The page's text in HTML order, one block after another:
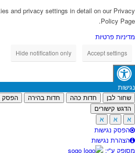
and privacy settings in detail on our Privacy
Policy Page.
מדיניות פרטיות
Accept settings
Hide notification only
נגישות
שחור לבן חדות כהה חדות בהירה הפסק
הדגש קישורים
א
א א
הפסק נגישות
הצהרת נגישות
מסופק ע"י: